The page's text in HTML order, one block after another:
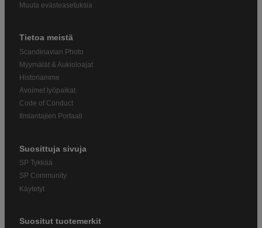
Muuta evästeasetuksia
Tietoa meistä
Scandinavian Photo
Myymälät & Aukioloajat
Historiamme
Avoimet työpaikat
Code of Conduct
Ilmiantajien Portaali
Suosittuja sivuja
SP Tykkää
SP Community
Käytetyt
Suositut tuotemerkit